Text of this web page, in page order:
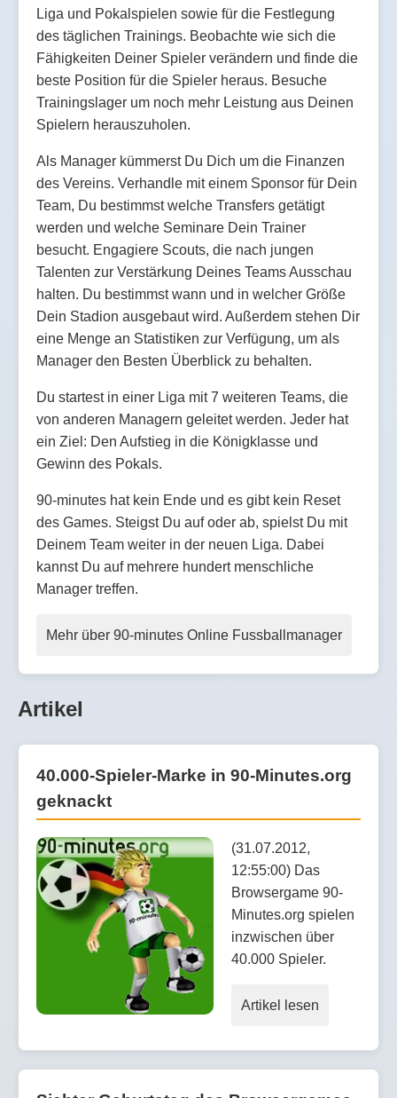
Liga und Pokalspielen sowie für die Festlegung
des täglichen Trainings. Beobachte wie sich die
Fähigkeiten Deiner Spieler verändern und finde die
beste Position für die Spieler heraus. Besuche
Trainingslager um noch mehr Leistung aus Deinen
Spielern herauszuholen.
Als Manager kümmerst Du Dich um die Finanzen
des Vereins. Verhandle mit einem Sponsor für Dein
Team, Du bestimmst welche Transfers getätigt
werden und welche Seminare Dein Trainer
besucht. Engagiere Scouts, die nach jungen
Talenten zur Verstärkung Deines Teams Ausschau
halten. Du bestimmst wann und in welcher Größe
Dein Stadion ausgebaut wird. Außerdem stehen Dir
eine Menge an Statistiken zur Verfügung, um als
Manager den Besten Überblick zu behalten.
Du startest in einer Liga mit 7 weiteren Teams, die
von anderen Managern geleitet werden. Jeder hat
ein Ziel: Den Aufstieg in die Königklasse und
Gewinn des Pokals.
90-minutes hat kein Ende und es gibt kein Reset
des Games. Steigst Du auf oder ab, spielst Du mit
Deinem Team weiter in der neuen Liga. Dabei
kannst Du auf mehrere hundert menschliche
Manager treffen.
Mehr über 90-minutes Online Fussballmanager
Artikel
40.000-Spieler-Marke in 90-Minutes.org
geknackt
(31.07.2012,
12:55:00) Das
Browsergame 90-
Minutes.org spielen
inzwischen über
40.000 Spieler.
Artikel lesen